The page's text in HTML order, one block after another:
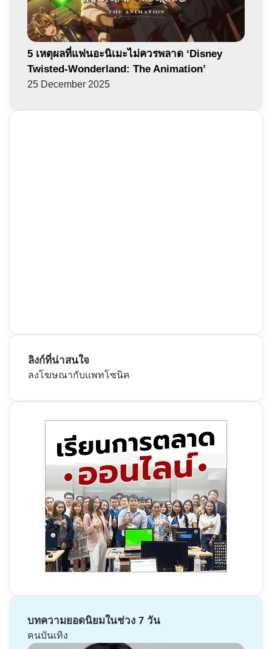
5 เหตุผลที่แฟนอะนิเมะไม่ควรพลาด ‘Disney
Twisted-Wonderland: The Animation’
25 December 2025
ลิงก์ที่น่าสนใจ
ลงโฆษณากับแพทโซนิค
บทความยอดนิยมในช่วง 7 วัน
คนบันเทิง